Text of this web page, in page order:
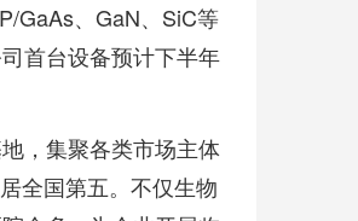
GaAs、GaN、SiC等
首台设备预计下半年
，集聚各类市场主体
全国第五。不仅生物